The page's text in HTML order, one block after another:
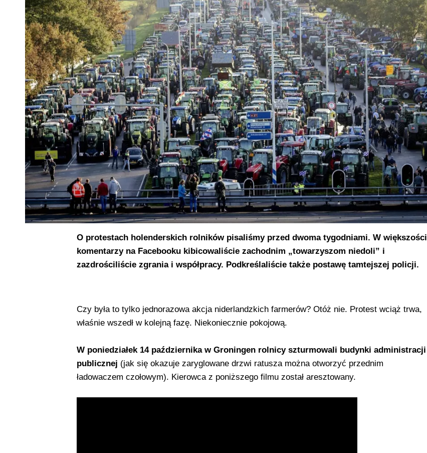
O protestach holenderskich rolników pisaliśmy przed dwoma tygodniami. W większości
komentarzy na Facebooku kibicowaliście zachodnim „towarzyszom niedoli” i
zazdrościliście zgrania i współpracy. Podkreślaliście także postawę tamtejszej policji.
Czy była to tylko jednorazowa akcja niderlandzkich farmerów? Otóż nie. Protest wciąż trwa,
właśnie wszedł w kolejną fazę. Niekoniecznie pokojową.
W poniedziałek 14 października w Groningen rolnicy szturmowali budynki administracji
publicznej (jak się okazuje zaryglowane drzwi ratusza można otworzyć przednim
ładowaczem czołowym). Kierowca z poniższego filmu został aresztowany.